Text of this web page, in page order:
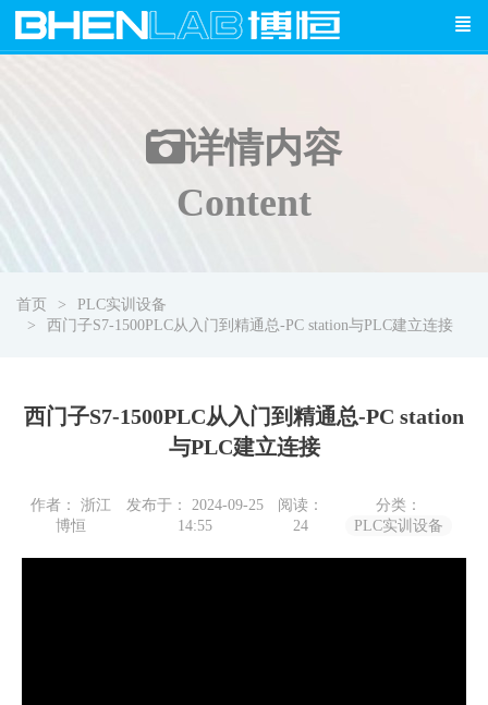
详情内容
Content
首页
PLC实训设备
西门子S7-1500PLC从入门到精通总-PC station与PLC建立连接
西门子S7-1500PLC从入门到精通总-PC station
与PLC建立连接
作者： 浙江
博恒
发布于： 2024-09-25
14:55
阅读：
24
分类：
PLC实训设备